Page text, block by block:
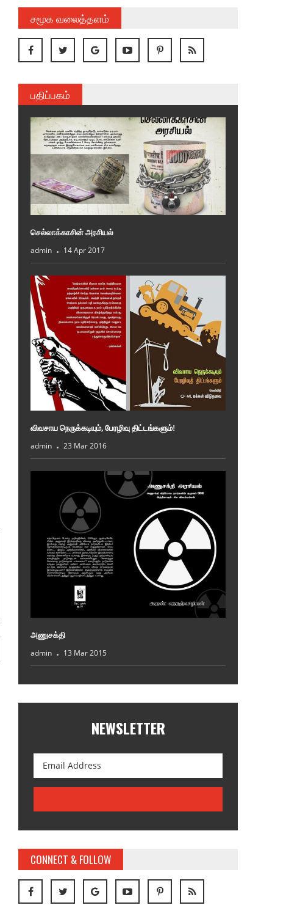
சமூக வலைத்தளம்
பதிப்பகம்
செல்லாக்காசின் அரசியல்
admin 14 Apr 2017
விவசாய நெருக்கடியும், பேரழிவு திட்டங்களும்!
admin 23 Mar 2016
அணுசக்தி
admin 13 Mar 2015
NEWSLETTER
CONNECT & FOLLOW